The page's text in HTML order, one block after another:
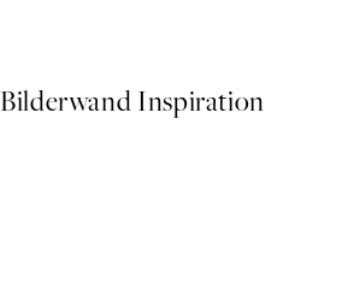
Bilderwand Inspiration